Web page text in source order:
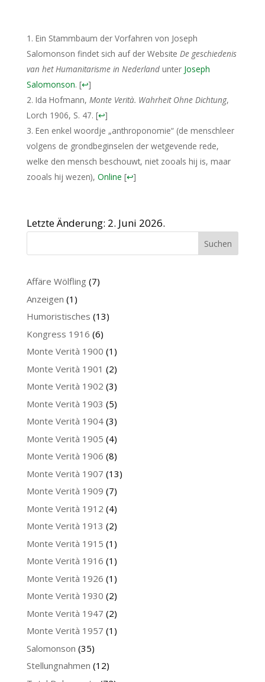
Ein Stammbaum der Vorfahren von Joseph
Salomonson findet sich auf der Website De geschiedenis
van het Humanitarisme in Nederlandunter Joseph
Salomonson. [↩]
Ida Hofmann, Monte Verità. Wahrheit Ohne Dichtung,
Lorch 1906, S. 47. [↩]
Een enkel woordje „anthroponomie“ (de menschleer
volgens de grondbeginselen der wetgevende rede,
welke den mensch beschouwt, niet zooals hij is, maar
zooals hij wezen), Online [↩]
Letzte Änderung: 2. Juni 2026.
Suchen
Affäre Wölfling (7)
Anzeigen (1)
Humoristisches (13)
Kongress 1916 (6)
Monte Verità 1900 (1)
Monte Verità 1901 (2)
Monte Verità 1902 (3)
Monte Verità 1903 (5)
Monte Verità 1904(3)
Monte Verità 1905 (4)
Monte Verità 1906 (8)
Monte Verità 1907 (13)
Monte Verità 1909 (7)
Monte Verità 1912 (4)
Monte Verità 1913 (2)
Monte Verità 1915 (1)
Monte Verità 1916 (1)
Monte Verità 1926 (1)
Monte Verità 1930 (2)
Monte Verità 1947 (2)
Monte Verità 1957 (1)
Salomonson (35)
Stellungnahmen (12)